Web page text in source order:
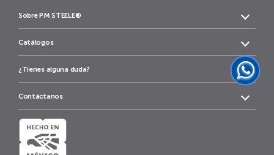
Sobre PM STEELE®
Catálogos
¿Tienes alguna duda?
Contáctanos